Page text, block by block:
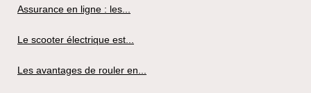
Assurance en ligne : les...
Le scooter électrique est...
Les avantages de rouler en...